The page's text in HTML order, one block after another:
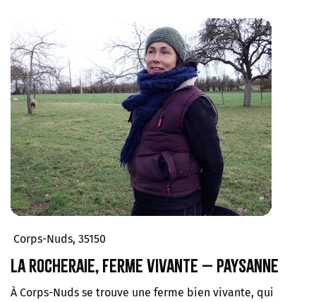
Corps-Nuds, 35150
La Rocheraie, ferme vivante – Paysanne
À Corps-Nuds se trouve une ferme bien vivante, qui